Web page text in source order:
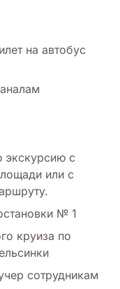
на автобус
экскурсию с
или с
№ 1
круиза по
сотрудникам